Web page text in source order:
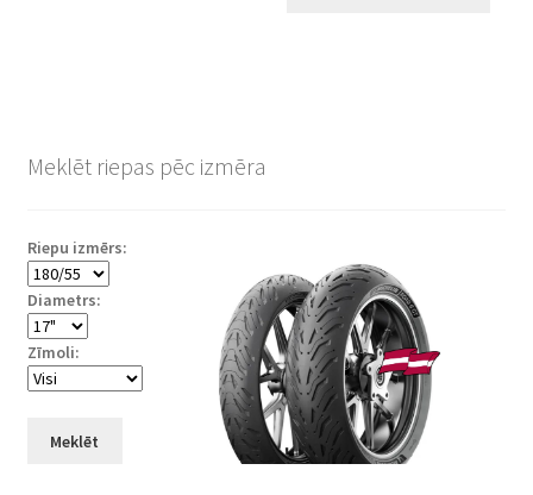
Meklēt riepas pēc izmēra
Riepu izmērs:
Diametrs:
Zīmoli:
Meklēt